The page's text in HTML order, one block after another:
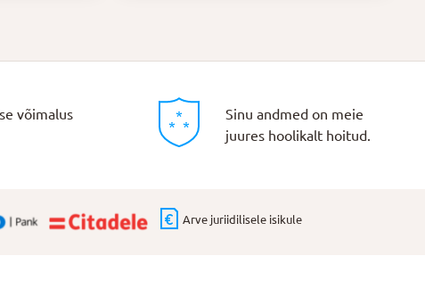
võimalus
Sinu andmed on meie
juures hoolikalt hoitud.
Arve juriidilisele isikule